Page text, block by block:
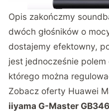
Opis zakończmy
dwóch głośników o
dostajemy efektowny,
jest jednocześnie
którego można
Zobacz oferty Huawei
iiyama G-Master